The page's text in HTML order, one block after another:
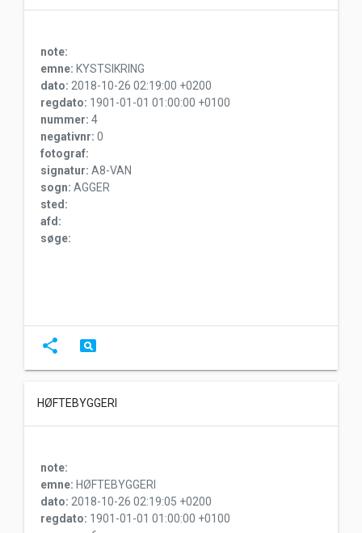
note:
emne: KYSTSIKRING
dato: 2018-10-26 02:19:00 +0200
regdato: 1901-01-01 01:00:00 +0100
nummer: 4
negativnr: 0
fotograf:
signatur: A8-VAN
sogn: AGGER
sted:
afd:
søge:
share pageview
HØFTEBYGGERI
note:
emne: HØFTEBYGGERI
dato: 2018-10-26 02:19:05 +0200
regdato: 1901-01-01 01:00:00 +0100